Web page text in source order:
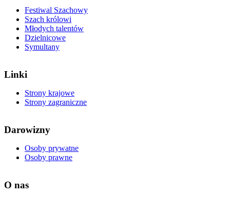
Festiwal Szachowy
Szach królowi
Młodych talentów
Dzielnicowe
Symultany
Linki
Strony krajowe
Strony zagraniczne
Darowizny
Osoby prywatne
Osoby prawne
O nas